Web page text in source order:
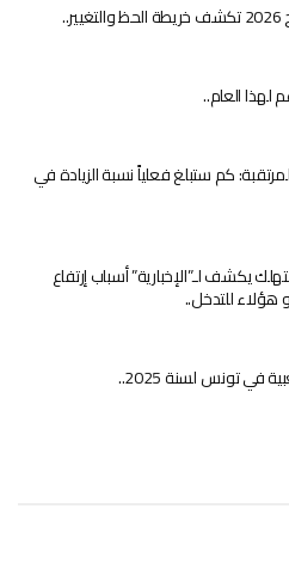
لهذا العام..
كم ستبلغ فعلياً نسبة الزيادة في
يكشف لـ”الإخبارية” أسباب إرتفاع
هؤلاء للتدخل..
في تونس لسنة 2025..